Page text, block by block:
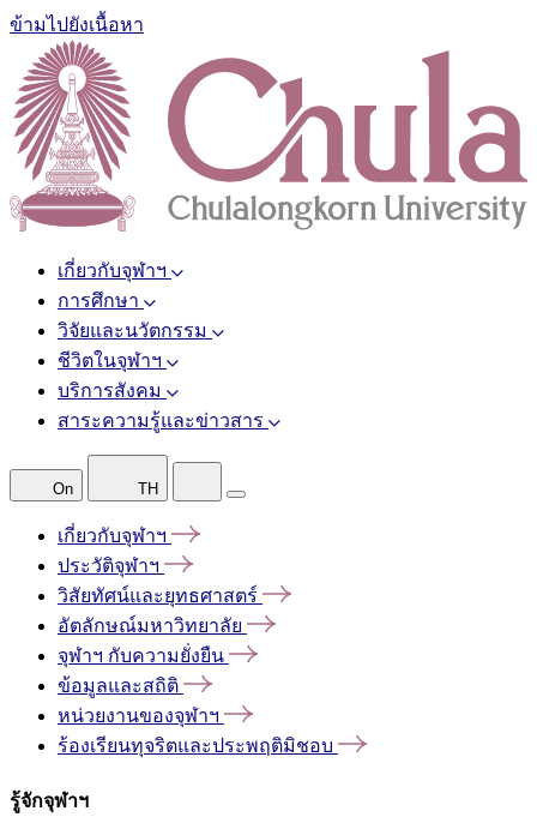
ข้ามไปยังเนื้อหา
เกี่ยวกับจุฬาฯ
การศึกษา
วิจัยและนวัตกรรม
ชีวิตในจุฬาฯ
บริการสังคม
สาระความรู้และข่าวสาร
On TH
เกี่ยวกับจุฬาฯ
ประวัติจุฬาฯ
วิสัยทัศน์และยุทธศาสตร์
อัตลักษณ์มหาวิทยาลัย
จุฬาฯ กับความยั่งยืน
ข้อมูลและสถิติ
หน่วยงานของจุฬาฯ
ร้องเรียนทุจริตและประพฤติมิชอบ
รู้จักจุฬาฯ